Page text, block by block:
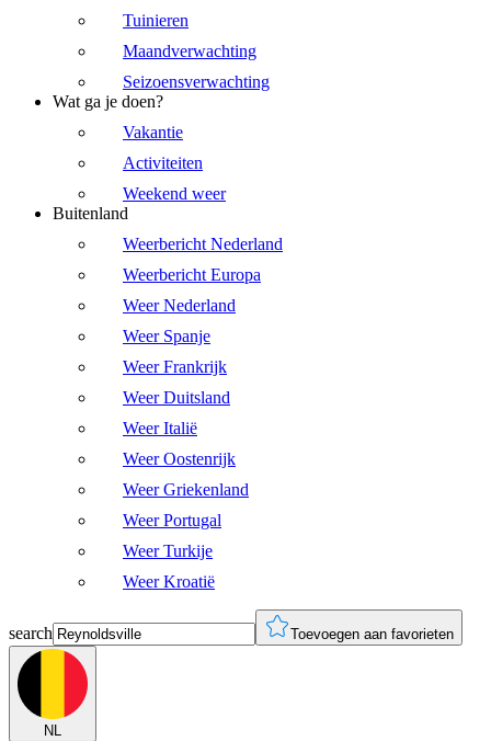
Tuinieren
Maandverwachting
Seizoensverwachting
Wat ga je doen?
Vakantie
Activiteiten
Weekend weer
Buitenland
Weerbericht Nederland
Weerbericht Europa
Weer Nederland
Weer Spanje
Weer Frankrijk
Weer Duitsland
Weer Italië
Weer Oostenrijk
Weer Griekenland
Weer Portugal
Weer Turkije
Weer Kroatië
search Toevoegen aan favorieten
NL